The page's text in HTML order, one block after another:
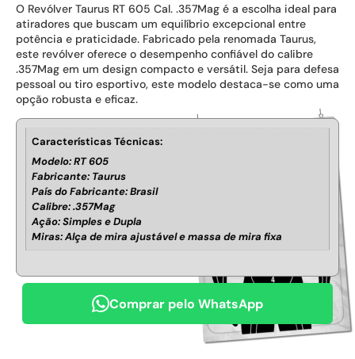
O Revólver Taurus RT 605 Cal. .357Mag é a escolha ideal para
atiradores que buscam um equilíbrio excepcional entre
potência e praticidade. Fabricado pela renomada Taurus,
este revólver oferece o desempenho confiável do calibre
.357Mag em um design compacto e versátil. Seja para defesa
pessoal ou tiro esportivo, este modelo destaca-se como uma
opção robusta e eficaz.
Características Técnicas:
Modelo: RT 605
Fabricante: Taurus
País do Fabricante: Brasil
Calibre: .357Mag
Ação: Simples e Dupla
Miras: Alça de mira ajustável e massa de mira fixa
Comprar pelo WhatsApp